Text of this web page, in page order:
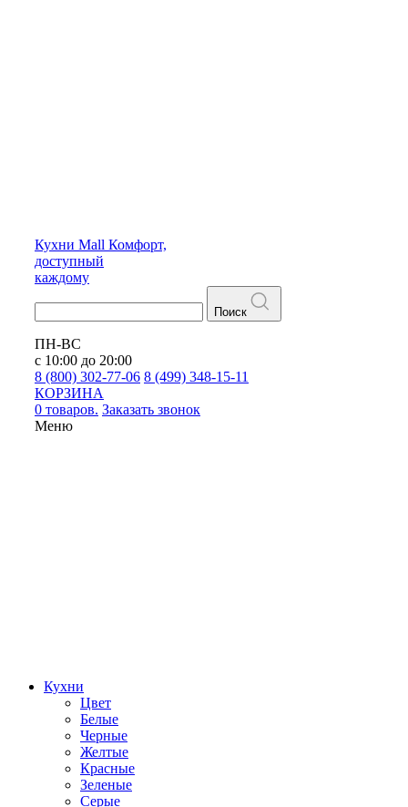
Кухни Mall Комфорт,
доступный
каждому
Поиск
ПН-ВС
с 10:00 до 20:00
8 (800) 302-77-06 8 (499) 348-15-11
КОРЗИНА
0 товаров. Заказать звонок
Меню
Кухни
Цвет
Белые
Черные
Желтые
Красные
Зеленые
Серые